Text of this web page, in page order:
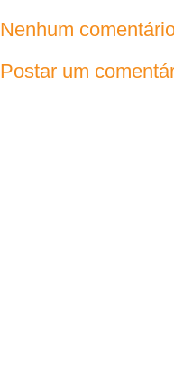
Nenhum
Postar um